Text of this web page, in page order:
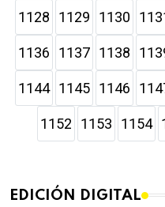
1128 1129 1130
1136 1137 1138
1144 1145 1146
1152 1153 1154
EDICIÓN DIGITAL